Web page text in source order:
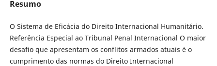
Resumo
O Sistema de Eficácia do Direito Internacional Humanitário.
Referência Especial ao Tribunal Penal Internacional O maior
desafio que apresentam os conflitos armados atuais é o
cumprimento das normas do Direito Internacional